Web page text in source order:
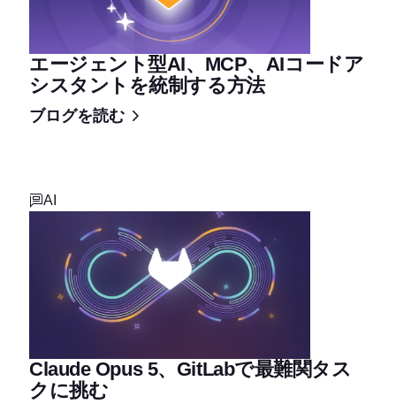
エージェント型AI、MCP、AIコードア
シスタントを統制する方法
ブログを読む
AI
Claude Opus 5、GitLabで最難関タス
クに挑む